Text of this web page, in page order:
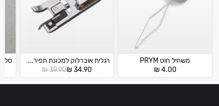
משחיל חוט PRYM
₪ 4.00
רגלית אוברלוק למכונת תפירה ביתית
₪39.90
המחיר
היה:
₪ 34.90
המחיר
הוא: